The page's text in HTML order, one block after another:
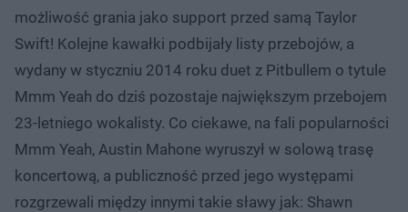
możliwość grania jako support przed samą Taylor
Swift! Kolejne kawałki podbijały listy przebojów, a
wydany w styczniu 2014 roku duet z Pitbullem o tytule
Mmm Yeah do dziś pozostaje największym przebojem
23-letniego wokalisty. Co ciekawe, na fali popularności
Mmm Yeah, Austin Mahone wyruszył w solową trasę
koncertową, a publiczność przed jego występami
rozgrzewali między innymi takie sławy jak: Shawn